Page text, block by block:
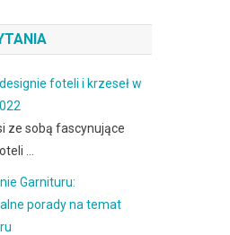
foteli i krzeseł w
ze sobą fascynujące
…
Garnituru:
porady na temat